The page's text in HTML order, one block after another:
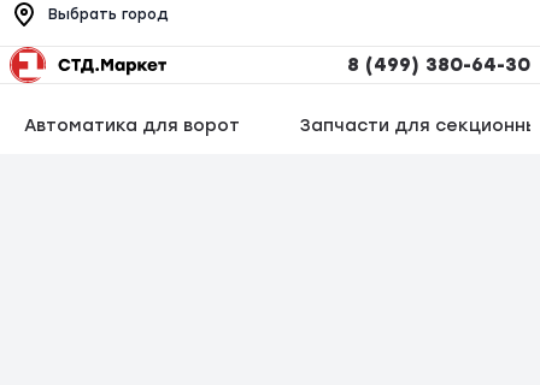
Выбрать город
8 (499) 380-64-30
Автоматика для ворот Запчасти для